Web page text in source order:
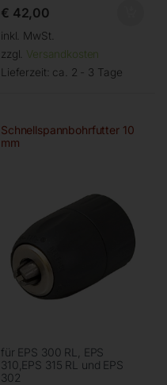
€ 42,00
inkl. MwSt.
zzgl. Versandkosten
Lieferzeit: ca. 2 - 3 Tage
Schnellspannbohrfutter 10
mm
für EPS 300 RL, EPS
310,EPS 315 RL und EPS
302